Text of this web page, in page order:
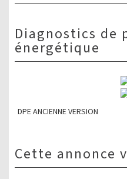
diagnostics de performance
énergétique
DPE ANCIENNE VERSION
cette annonce